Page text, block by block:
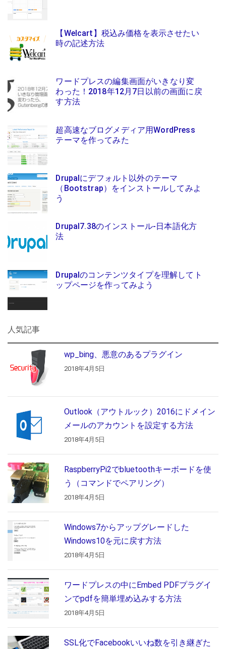
【Welcart】税込み価格を表示させたい
時の記述方法
ワードプレスの編集画面がいきなり変
わった！2018年12月7日以前の画面に戻
す方法
超高速なブログメディア用WordPress
テーマを作ってみた
Drupalにデフォルト以外のテーマ
（Bootstrap）をインストールしてみよ
う
Drupal7.38のインストール-日本語化方
法
Drupalのコンテンツタイプを理解してト
ップページを作ってみよう
人気記事
wp_bing、悪意のあるプラグイン
2018年4月5日
Outlook（アウトルック）2016にドメイン
メールのアカウントを設定する方法
2018年4月5日
RaspberryPi2でbluetoothキーボードを使
う（コマンドでペアリング）
2018年4月5日
Windows7からアップグレードした
Windows10を元に戻す方法
2018年4月5日
ワードプレスの中にEmbed PDFプラグイ
ンでpdfを簡単埋め込みする方法
2018年4月5日
SSL化でFacebookいいね数を引き継ぎた